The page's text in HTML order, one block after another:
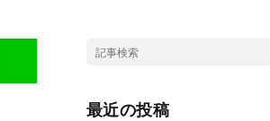
最近の投稿